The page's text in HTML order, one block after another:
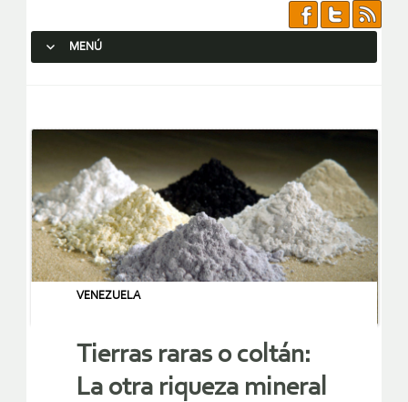
MENÚ
VENEZUELA
Tierras raras o coltán:
La otra riqueza mineral